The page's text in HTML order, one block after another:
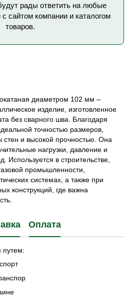
рады ответить на любые
сайтом компании и каталогом
товаров.
диаметром 102 мм –
изделие, изготовленное
без сварного шва. Благодаря
точностью размеров,
стен и высокой прочностью. Она
нагрузки, давление и
Используется в строительстве,
промышленности,
системах, а также при
конструкций, где важна
Оплата
путем: